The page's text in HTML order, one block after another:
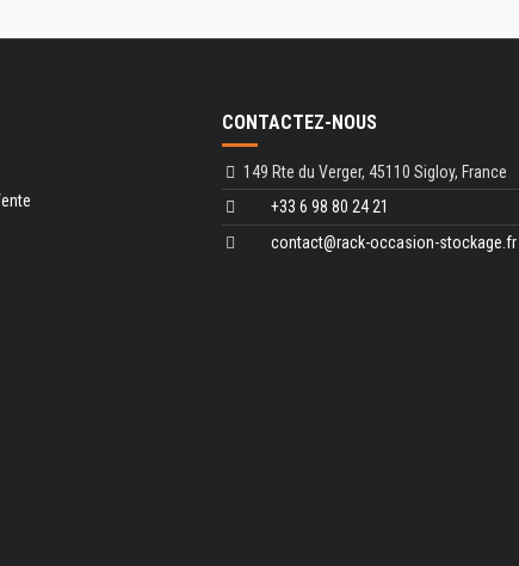
CONTACTEZ-NOUS
149 Rte du Verger, 45110 Sigloy, France
+33 6 98 80 24 21
contact@rack-occasion-stockage.fr